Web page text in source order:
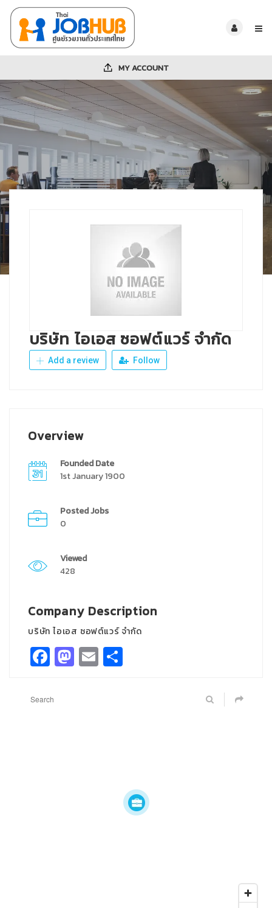
MY ACCOUNT
บริษัท ไอเอส ซอฟต์แวร์ จำกัด
Add a review Follow
Overview
Founded Date
1st January 1900
Posted Jobs
0
Viewed
428
Company Description
บริษัท ไอเอส ซอฟต์แวร์ จำกัด
Facebook
Mastodon
Email